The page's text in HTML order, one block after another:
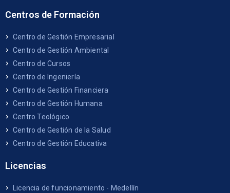
Centros de Formación
Centro de Gestión Empresarial
Centro de Gestión Ambiental
Centro de Cursos
Centro de Ingeniería
Centro de Gestión Financiera
Centro de Gestión Humana
Centro Teológico
Centro de Gestión de la Salud
Centro de Gestión Educativa
Licencias
Licencia de funcionamiento - Medellín